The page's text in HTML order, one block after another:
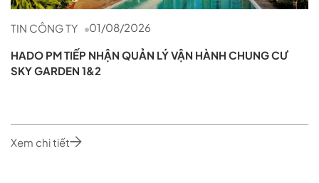
TIN CÔNG TY 01/08/2026
HADO PM TIẾP NHẬN QUẢN LÝ VẬN HÀNH CHUNG CƯ
SKY GARDEN 1&2
Xem chi tiết